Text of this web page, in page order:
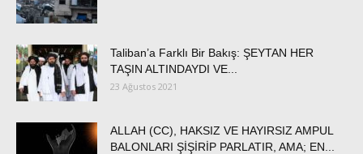
Taliban’a Farklı Bir Bakış: ŞEYTAN HER
TAŞIN ALTINDAYDI VE...
23 Ağustos 2021
ALLAH (CC), HAKSIZ VE HAYIRSIZ AMPUL
BALONLARI ŞİŞİRİP PARLATIR, AMA; EN...